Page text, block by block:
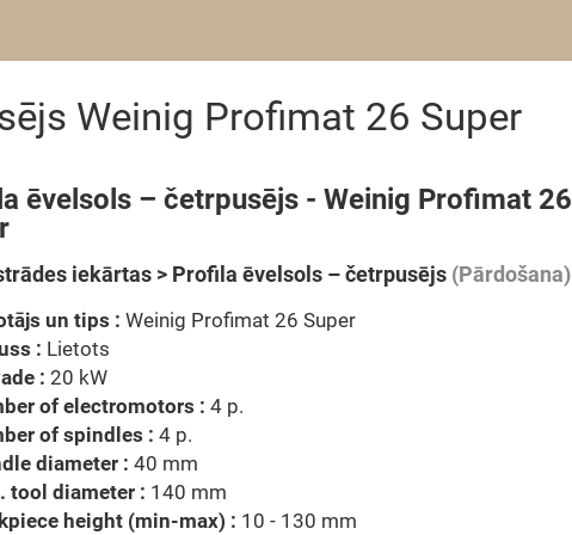
Weinig Profimat 26 Super
ēvelsols – četrpusējs - Weinig Profimat 26
iekārtas > Profila ēvelsols – četrpusējs (Pārdošana)
un tips : Weinig Profimat 26 Super
: Lietots
: 20 kW
of electromotors : 4 p.
of spindles : 4 p.
diameter : 40 mm
tool diameter : 140 mm
height (min-max) : 10 - 130 mm